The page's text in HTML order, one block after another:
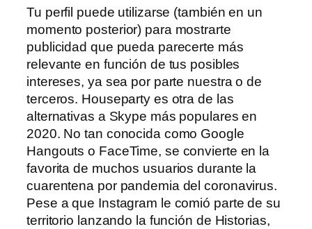
Tu perfil puede utilizarse (también en un
momento posterior) para mostrarte
publicidad que pueda parecerte más
relevante en función de tus posibles
intereses, ya sea por parte nuestra o de
terceros. Houseparty es otra de las
alternativas a Skype más populares en
2020. No tan conocida como Google
Hangouts o FaceTime, se convierte en la
favorita de muchos usuarios durante la
cuarentena por pandemia del coronavirus.
Pese a que Instagram le comió parte de su
territorio lanzando la función de Historias,